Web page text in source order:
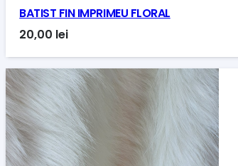
BATIST FIN IMPRIMEU FLORAL
20,00 lei